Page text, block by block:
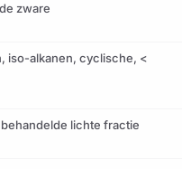
zware
iso-alkanen, cyclische, <
lichte fractie